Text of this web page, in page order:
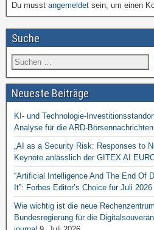
Du musst angemeldet sein, um einen
Suche
Neueste Beiträge
KI- und Technologie-
Analyse für die ARD-Börsennachrichten
„AI as a Security Risk: Responses to
Keynote anlässlich der GITEX AI
“Artificial Intelligence And The End Of
It”: Forbes Editor’s Choice für Juli 2026
Wie wichtig ist die neue
Bundesregierung für die